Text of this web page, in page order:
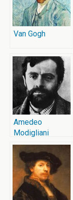
Van Gogh
Amedeo
Modigliani